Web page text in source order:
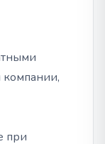
компании,
при